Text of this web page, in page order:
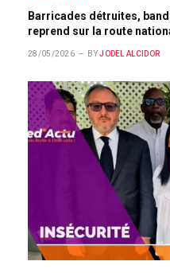
Barricades détruites,
reprend sur la route
28/05/2026 BY JODEL ALCIDOR